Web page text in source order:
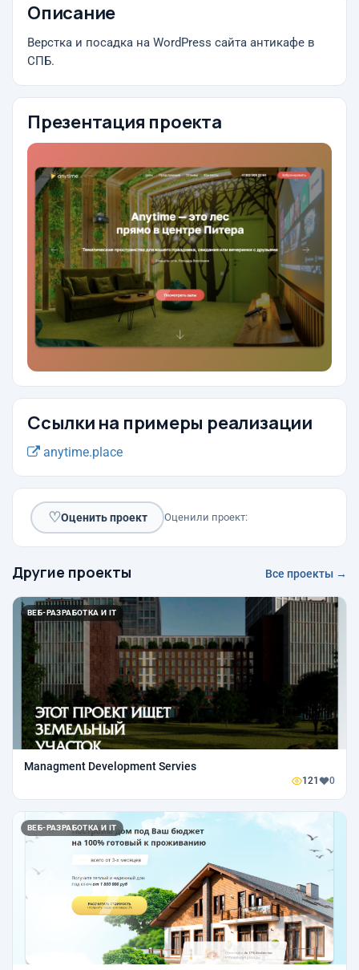
Описание
Верстка и посадка на WordPress сайта антикафе в
СПБ.
Презентация проекта
Ссылки на примеры реализации
anytime.place
♡Оценить проект Оценили проект:
Другие проекты Все проекты →
ВЕБ-РАЗРАБОТКА И IT
Managment Development Servies
121 0
ВЕБ-РАЗРАБОТКА И IT